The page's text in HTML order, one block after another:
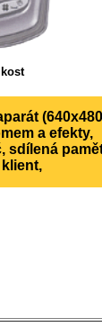
(640x480
a efekty,
sdílená